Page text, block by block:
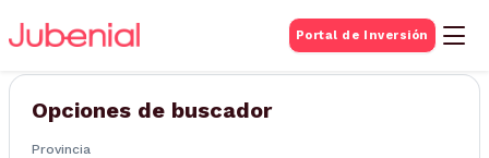
Portal de Inversión
BUSQUEDA DE
Inmuebles
Opciones de buscador
Provincia